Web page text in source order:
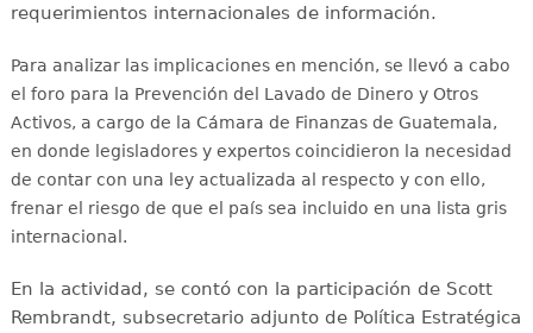
requerimientos internacionales de información.
Para analizar las implicaciones en mención, se llevó a cabo
el foro para la Prevención del Lavado de Dinero y Otros
Activos, a cargo de la Cámara de Finanzas de Guatemala,
en donde legisladores y expertos coincidieron la necesidad
de contar con una ley actualizada al respecto y con ello,
frenar el riesgo de que el país sea incluido en una lista gris
internacional.
En la actividad, se contó con la participación de Scott
Rembrandt, subsecretario adjunto de Política Estratégica